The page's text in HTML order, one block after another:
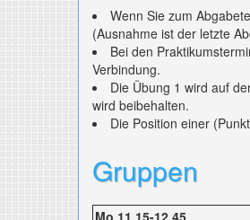
Wenn Sie zum
(Ausnahme ist der letzte
Bei den
Verbindung.
Die Übung 1 wird auf
wird beibehalten.
Die Position einer
Gruppen
Mo 11.15-12.45